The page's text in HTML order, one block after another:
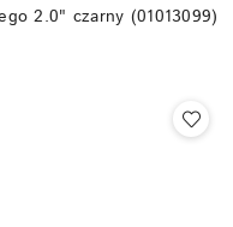
2.0" czarny (01013099)